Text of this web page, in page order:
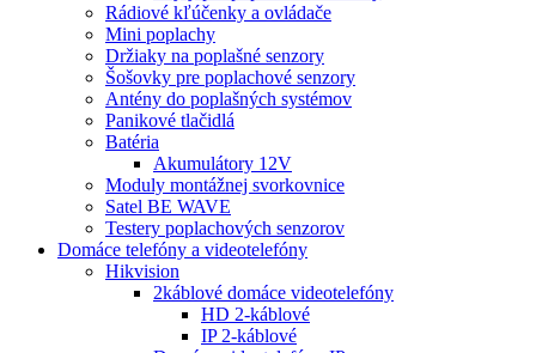
Rádiové kľúčenky a ovládače
Mini poplachy
Držiaky na poplašné senzory
Šošovky pre poplachové senzory
Antény do poplašných systémov
Panikové tlačidlá
Batéria
Akumulátory 12V
Moduly montážnej svorkovnice
Satel BE WAVE
Testery poplachových senzorov
Domáce telefóny a videotelefóny
Hikvision
2káblové domáce videotelefóny
HD 2-káblové
IP 2-káblové